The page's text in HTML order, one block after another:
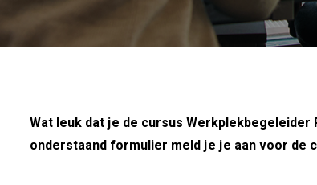
Wat leuk dat je de cursus
onderstaand formulier meld je je aan voor de